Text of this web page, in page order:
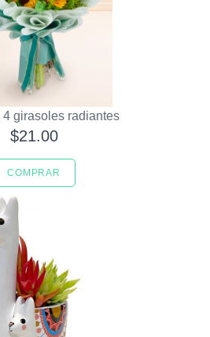
4 girasoles radiantes
$21.00
COMPRAR